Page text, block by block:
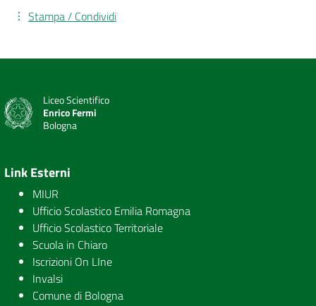
Stampa / Condividi
Liceo Scientifico
Enrico Fermi
Bologna
Link Esterni
MIUR
Ufficio Scolastico Emilia Romagna
Ufficio Scolastico Territoriale
Scuola in Chiaro
Iscrizioni On LIne
Invalsi
Comune di Bologna